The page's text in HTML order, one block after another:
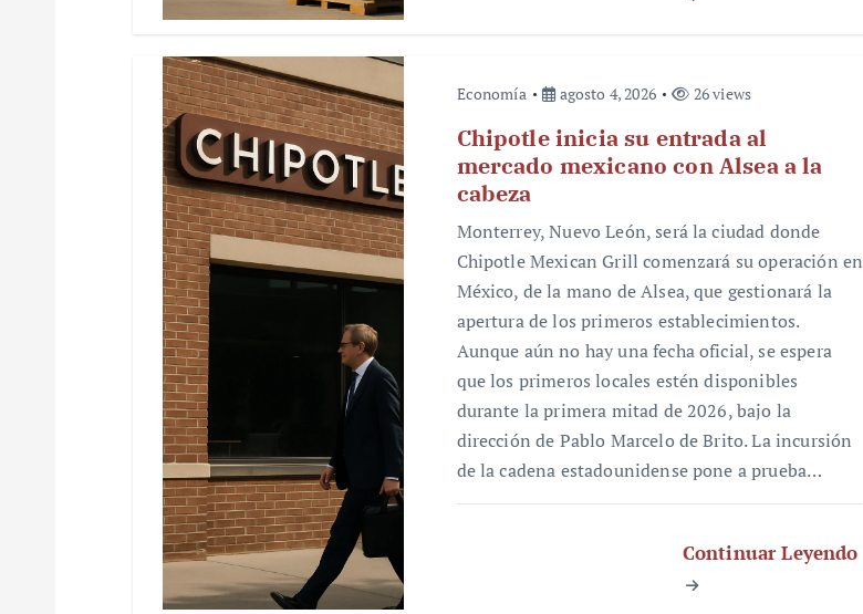
Economía agosto 4, 2026 26 views
Chipotle inicia su entrada al
mercado mexicano con Alsea a la
cabeza
Monterrey, Nuevo León, será la ciudad donde
Chipotle Mexican Grill comenzará su operación en
México, de la mano de Alsea, que gestionará la
apertura de los primeros establecimientos.
Aunque aún no hay una fecha oficial, se espera
que los primeros locales estén disponibles
durante la primera mitad de 2026, bajo la
dirección de Pablo Marcelo de Brito. La incursión
de la cadena estadounidense pone a prueba…
Continuar Leyendo